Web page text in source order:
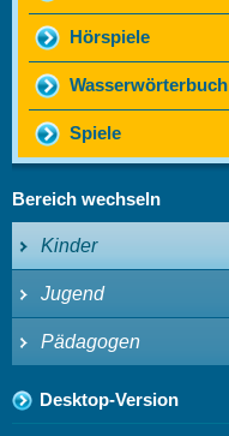
Hörspiele
Wasserwörterbuch
Spiele
Bereich wechseln
Kinder
Jugend
Pädagogen
Desktop-Version